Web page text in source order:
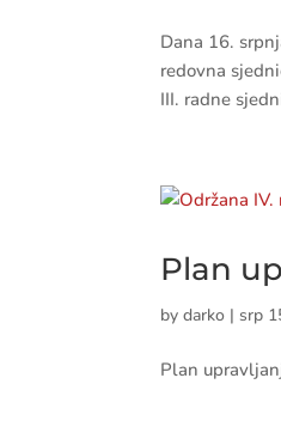
Dana 16.
redovna
III. radne
Plan
bydarko | srp
Plan